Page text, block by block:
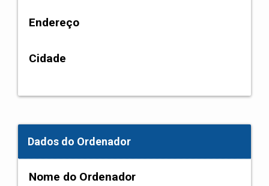
Endereço
Cidade
Dados do Ordenador
Nome do Ordenador